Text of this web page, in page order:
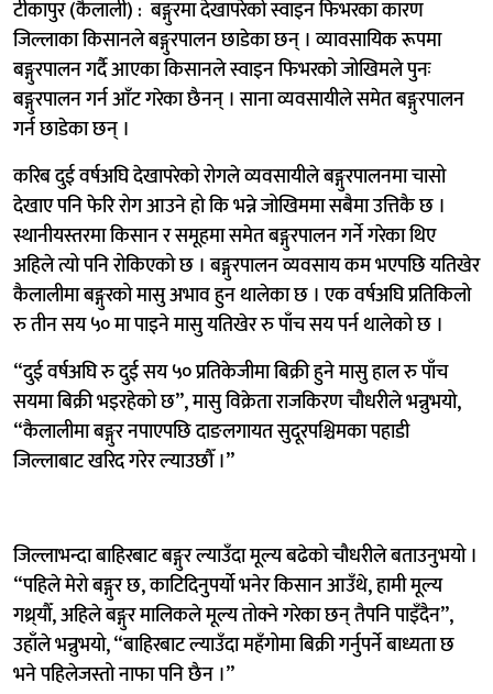
टीकापुर (कैलाली) : बङ्गुरमा देखापरेको स्वाइन फिभरका कारण
जिल्लाका किसानले बङ्गुरपालन छाडेका छन् । व्यावसायिक रूपमा
बङ्गुरपालन गर्दै आएका किसानले स्वाइन फिभरको जोखिमले पुनः
बङ्गुरपालन गर्न आँट गरेका छैनन् । साना व्यवसायीले समेत बङ्गुरपालन
गर्न छाडेका छन् ।
करिब दुई वर्षअघि देखापरेको रोगले व्यवसायीले बङ्गुरपालनमा चासो
देखाए पनि फेरि रोग आउने हो कि भन्ने जोखिममा सबैमा उत्तिकै छ ।
स्थानीयस्तरमा किसान र समूहमा समेत बङ्गुरपालन गर्ने गरेका थिए
अहिले त्यो पनि रोकिएको छ । बङ्गुरपालन व्यवसाय कम भएपछि यतिखेर
कैलालीमा बङ्गुरको मासु अभाव हुन थालेका छ । एक वर्षअघि प्रतिकिलो
रु तीन सय ५० मा पाइने मासु यतिखेर रु पाँच सय पर्न थालेको छ ।
“दुई वर्षअघि रु दुई सय ५० प्रतिकेजीमा बिक्री हुने मासु हाल रु पाँच
सयमा बिक्री भइरहेको छ”, मासु विक्रेता राजकिरण चौधरीले भन्नुभयो,
“कैलालीमा बङ्गुर नपाएपछि दाङलगायत सुदूरपश्चिमका पहाडी
जिल्लाबाट खरिद गरेर ल्याउछौँ ।”
जिल्लाभन्दा बाहिरबाट बङ्गुर ल्याउँदा मूल्य बढेको चौधरीले बताउनुभयो ।
“पहिले मेरो बङ्गुर छ, काटिदिनुपर्यो भनेर किसान आउँथे, हामी मूल्य
गथ्र्याैँ, अहिले बङ्गुर मालिकले मूल्य तोक्ने गरेका छन् तैपनि पाइँदैन”,
उहाँले भन्नुभयो, “बाहिरबाट ल्याउँदा महँगोमा बिक्री गर्नुपर्ने बाध्यता छ
भने पहिलेजस्तो नाफा पनि छैन ।”